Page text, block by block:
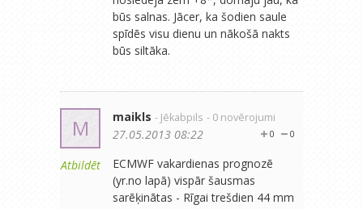
būs salnas. Jācer, ka šodien saule
spīdēs visu dienu un nākošā nakts
būs siltāka.
M
Atbildēt
maikls - Jēkabpils - 0 novērojumi
0
0
27.05.2013 08:22
ECMWF vakardienas prognozē
(yr.no lapā) vispār šausmas
sarēķinātas - Rīgai trešdien 44 mm